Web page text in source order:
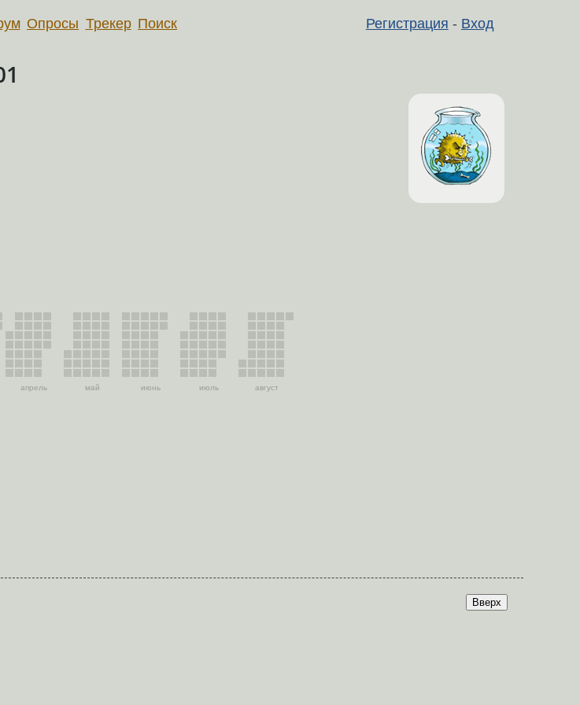
Регистрация - Вход
Опросы Трекер Поиск
апрель май июнь июль август
Вверх